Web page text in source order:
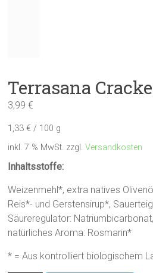
Terrasana
3,99€
1,33€ / 100 g
inkl. 7 % MwSt. zzgl.Versandkosten
Inhaltsstoffe:
Weizenmehl*, extra natives
Reis*- und Gerstensirup*,
Säureregulator:
natürliches Aroma: Rosmarin*
* = Aus kontrolliert biologischem